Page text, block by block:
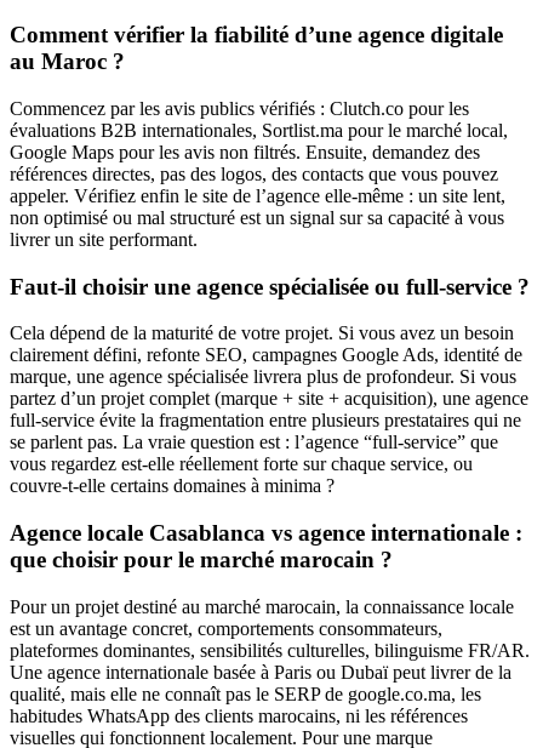
Comment vérifier la fiabilité d’une agence digitale
au Maroc ?
Commencez par les avis publics vérifiés : Clutch.co pour les
évaluations B2B internationales, Sortlist.ma pour le marché local,
Google Maps pour les avis non filtrés. Ensuite, demandez des
références directes, pas des logos, des contacts que vous pouvez
appeler. Vérifiez enfin le site de l’agence elle-même : un site lent,
non optimisé ou mal structuré est un signal sur sa capacité à vous
livrer un site performant.
Faut-il choisir une agence spécialisée ou full-service ?
Cela dépend de la maturité de votre projet. Si vous avez un besoin
clairement défini, refonte SEO, campagnes Google Ads, identité de
marque, une agence spécialisée livrera plus de profondeur. Si vous
partez d’un projet complet (marque + site + acquisition), une agence
full-service évite la fragmentation entre plusieurs prestataires qui ne
se parlent pas. La vraie question est : l’agence “full-service” que
vous regardez est-elle réellement forte sur chaque service, ou
couvre-t-elle certains domaines à minima ?
Agence locale Casablanca vs agence internationale :
que choisir pour le marché marocain ?
Pour un projet destiné au marché marocain, la connaissance locale
est un avantage concret, comportements consommateurs,
plateformes dominantes, sensibilités culturelles, bilinguisme FR/AR.
Une agence internationale basée à Paris ou Dubaï peut livrer de la
qualité, mais elle ne connaît pas le SERP de google.co.ma, les
habitudes WhatsApp des clients marocains, ni les références
visuelles qui fonctionnent localement. Pour une marque